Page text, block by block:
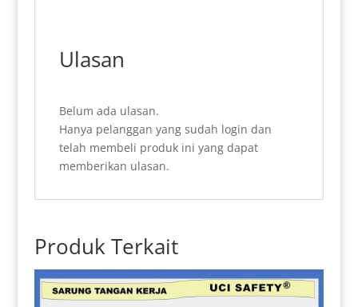
Ulasan
Belum ada ulasan.
Hanya pelanggan yang sudah login dan
telah membeli produk ini yang dapat
memberikan ulasan.
Produk Terkait